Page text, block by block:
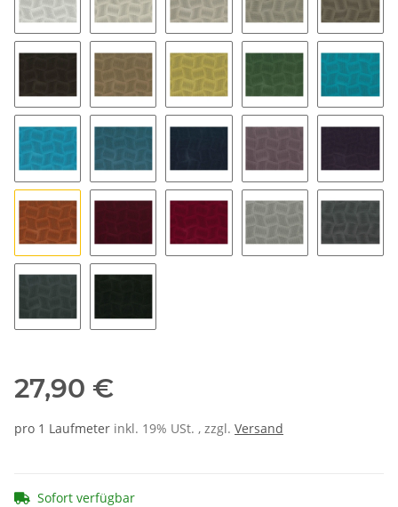
16 04 14 34 64
84 54 25 48 58
17 57 87 89 99
49 63
27,90 €
pro 1 Laufmeter inkl. 19% USt. , zzgl. Versand
Sofort verfügbar